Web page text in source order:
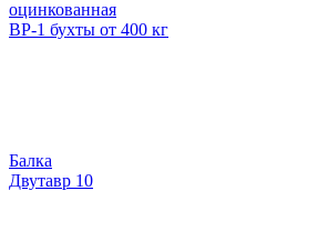
оцинкованная
ВР-1 бухты от 400 кг
Балка
Двутавр 10